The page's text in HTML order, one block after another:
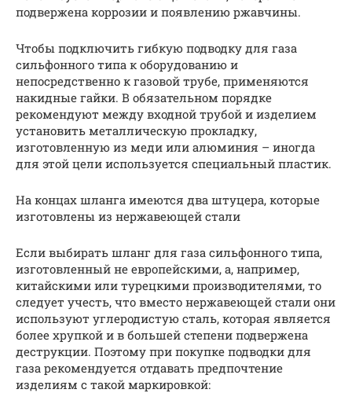
подвержена коррозии и появлению ржавчины.
Чтобы подключить гибкую подводку для газа
сильфонного типа к оборудованию и
непосредственно к газовой трубе, применяются
накидные гайки. В обязательном порядке
рекомендуют между входной трубой и изделием
установить металлическую прокладку,
изготовленную из меди или алюминия – иногда
для этой цели используется специальный пластик.
На концах шланга имеются два штуцера, которые
изготовлены из нержавеющей стали
Если выбирать шланг для газа сильфонного типа,
изготовленный не европейскими, а, например,
китайскими или турецкими производителями, то
следует учесть, что вместо нержавеющей стали они
используют углеродистую сталь, которая является
более хрупкой и в большей степени подвержена
деструкции. Поэтому при покупке подводки для
газа рекомендуется отдавать предпочтение
изделиям с такой маркировкой: